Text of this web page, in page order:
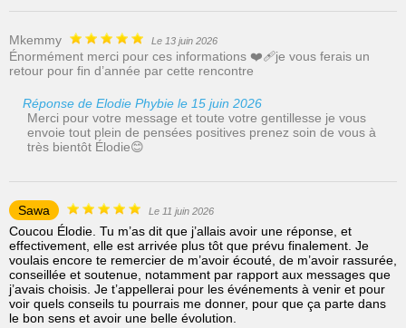
Mkemmy Le 13 juin 2026
Énormément merci pour ces informations ❤️‍🩹je vous ferais un
retour pour fin d’année par cette rencontre
Réponse de Elodie Phybie le 15 juin 2026
Merci pour votre message et toute votre gentillesse je vous
envoie tout plein de pensées positives prenez soin de vous à
très bientôt Élodie😊
Sawa Le 11 juin 2026
Coucou Élodie. Tu m’as dit que j’allais avoir une réponse, et
effectivement, elle est arrivée plus tôt que prévu finalement. Je
voulais encore te remercier de m’avoir écouté, de m’avoir rassurée,
conseillée et soutenue, notamment par rapport aux messages que
j’avais choisis. Je t’appellerai pour les événements à venir et pour
voir quels conseils tu pourrais me donner, pour que ça parte dans
le bon sens et avoir une belle évolution.